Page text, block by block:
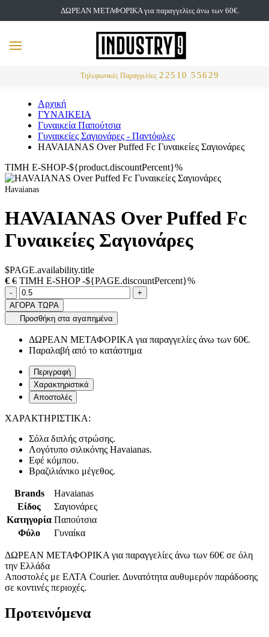
ΔΩΡΕΑΝ ΜΕΤΑΦΟΡΙΚΑ για παραγγελίες άνω των 60€.
Τηλεφωνικές Παραγγελίες 22510 55629
MENU
Αρχική
ΓΥΝΑΙΚΕΙΑ
Γυναικεία Παπούτσια
Γυναικείες Σαγιονάρες - Παντόφλες
HAVAIANAS Over Puffed Fc Γυναικείες Σαγιονάρες
ΤΙΜΗ E-SHOP-${product.discountPercent}%
Havaianas
HAVAIANAS Over Puffed Fc
Γυναικείες Σαγιονάρες
$PAGE.availability.title
€ € ΤΙΜΗ E-SHOP -${PAGE.discountPercent}%
Ποσότητα
-product.increase.quantity +
ΑΓΟΡΑ ΤΩΡΑ
Προσθήκη στα αγαπημένα
ΔΩΡΕΑΝ ΜΕΤΑΦΟΡΙΚΑ για παραγγελίες άνω των 60€.
Παραλαβή από το κατάστημα
Περιγραφή
Χαρακτηριστικά
Αποστολές
ΧΑΡΑΚΤΗΡΙΣΤΙΚΑ:
Σόλα διπλής στρώσης.
Λογότυπο σιλικόνης Havaianas.
Εφέ κόμπου.
Βραζιλιάνικο μέγεθος.
Brands
Havaianas
Είδος
Σαγιονάρες
Κατηγορία Παπούτσια
Φύλο
Γυναίκα
ΔΩΡΕΑΝ ΜΕΤΑΦΟΡΙΚΑ για παραγγελίες άνω των 60€ σε όλη
την Ελλάδα
Αποστολές με ΕΛΤΑ Courier. Δυνατότητα αυθυμερόν παράδοσης
σε κοντινές περιοχές.
Προτεινόμενα